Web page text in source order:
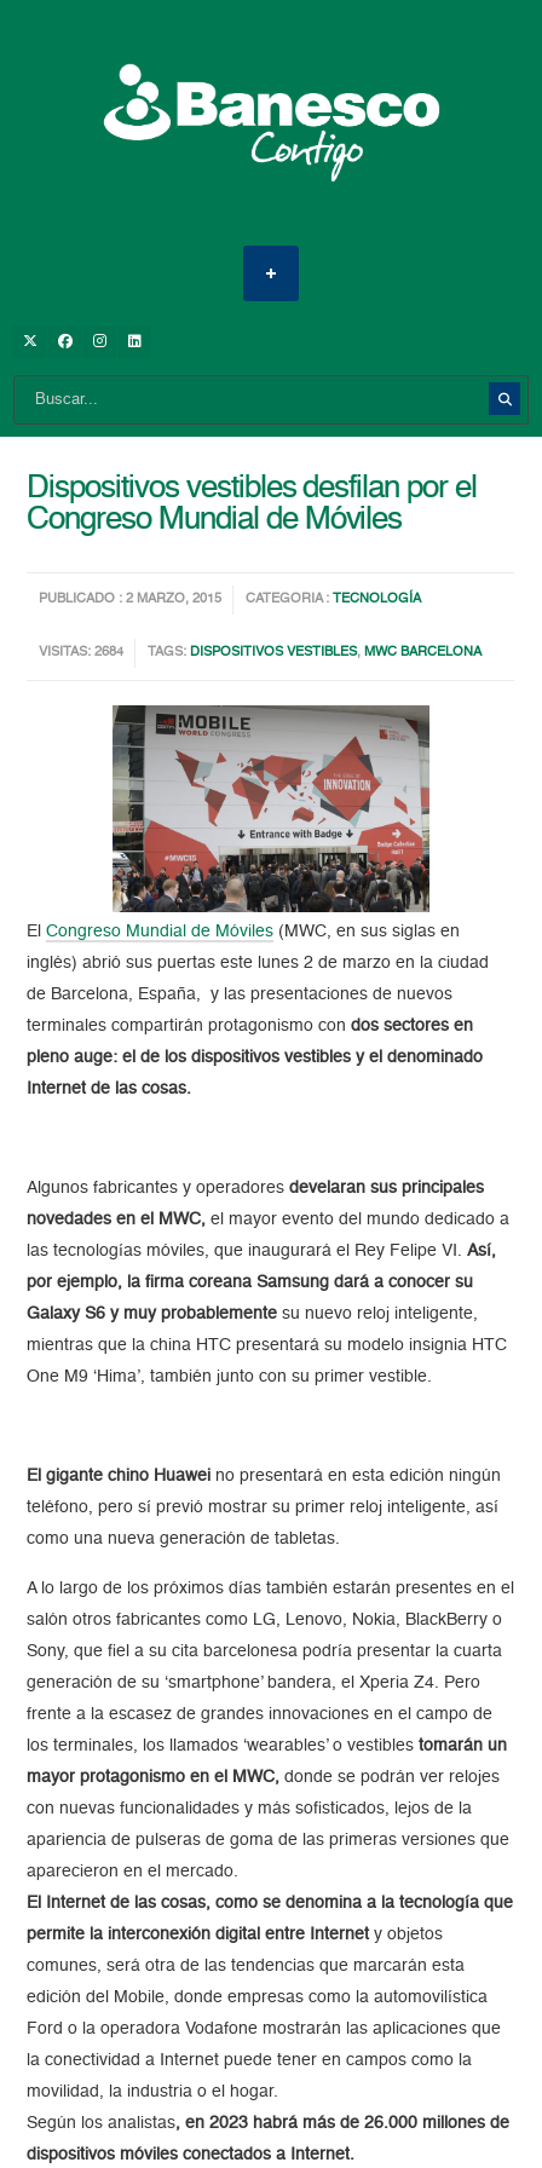
Dispositivos vestibles desfilan por el
Congreso Mundial de Móviles
PUBLICADO : 2 MARZO, 2015 CATEGORIA : TECNOLOGÍA
VISITAS: 2684 TAGS:DISPOSITIVOS VESTIBLES,MWC BARCELONA
ElCongreso Mundial de Móviles (MWC, en sus siglas en
inglés) abrió sus puertas este lunes 2 de marzo en la ciudad
de Barcelona, España, y las presentaciones de nuevos
terminales compartirán protagonismo con dos sectores en
pleno auge: el de los dispositivos vestibles y el denominado
Internet de las cosas.
Algunos fabricantes y operadoresdevelaran sus principales
novedades en el MWC, el mayor evento del mundo dedicado a
las tecnologías móviles, que inaugurará el Rey Felipe VI.Así,
por ejemplo, la firma coreana Samsung dará a conocer su
Galaxy S6 y muy probablemente su nuevo reloj inteligente,
mientras que la china HTC presentará su modelo insignia HTC
One M9 ‘Hima’, también junto con su primer vestible.
El gigante chino Huawei no presentará en esta edición ningún
teléfono, pero sí previó mostrar su primer reloj inteligente, así
como una nueva generación de tabletas.
A lo largo de los próximos días también estarán presentes en el
salón otros fabricantes como LG, Lenovo, Nokia, BlackBerry o
Sony, que fiel a su cita barcelonesa podría presentar la cuarta
generación de su ‘smartphone’ bandera, el Xperia Z4. Pero
frente a la escasez de grandes innovaciones en el campo de
los terminales, los llamados ‘wearables’ o vestiblestomarán un
mayor protagonismo en el MWC, donde se podrán ver relojes
con nuevas funcionalidades y más sofisticados, lejos de la
apariencia de pulseras de goma de las primeras versiones que
aparecieron en el mercado.
El Internet de las cosas, como se denomina a la tecnología que
permite la interconexión digital entre Internety objetos
comunes, será otra de las tendencias que marcarán esta
edición del Mobile, donde empresas como la automovilística
Ford o la operadora Vodafone mostrarán las aplicaciones que
la conectividad a Internet puede tener en campos como la
movilidad, la industria o el hogar.
Según los analistas, en 2023 habrá más de 26.000 millones de
dispositivos móviles conectados a Internet.